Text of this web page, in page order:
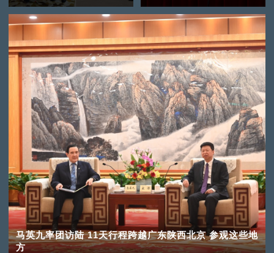
马英九率团访陆 11天行程跨越广东陕西北京 参观这些地
方